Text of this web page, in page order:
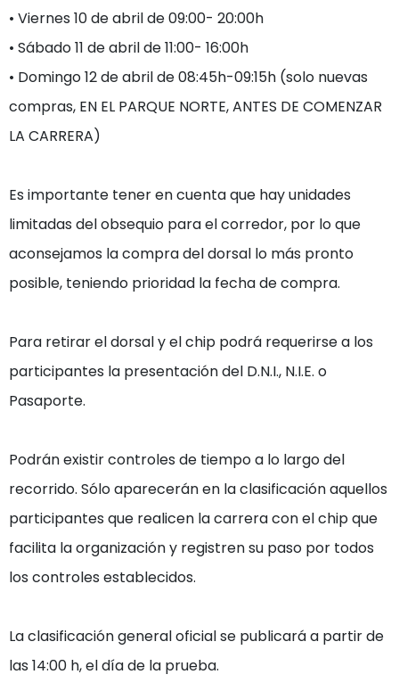
• Viernes 10 de abril de 09:00- 20:00h
• Sábado 11 de abril de 11:00- 16:00h
• Domingo 12 de abril de 08:45h-09:15h (solo nuevas
compras, EN EL PARQUE NORTE, ANTES DE COMENZAR
LA CARRERA)
Es importante tener en cuenta que hay unidades
limitadas del obsequio para el corredor, por lo que
aconsejamos la compra del dorsal lo más pronto
posible, teniendo prioridad la fecha de compra.
Para retirar el dorsal y el chip podrá requerirse a los
participantes la presentación del D.N.I., N.I.E. o
Pasaporte.
Podrán existir controles de tiempo a lo largo del
recorrido. Sólo aparecerán en la clasificación aquellos
participantes que realicen la carrera con el chip que
facilita la organización y registren su paso por todos
los controles establecidos.
La clasificación general oficial se publicará a partir de